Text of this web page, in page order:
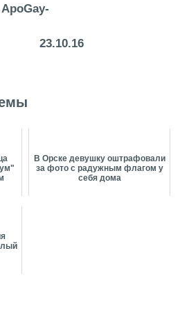
ApoGay-
В Орске девушку оштрафовали
за фото с радужным флагом у
себя дома